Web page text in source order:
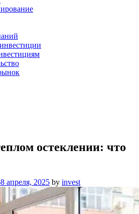
остеклении: что
8 апреля, 2025 by invest